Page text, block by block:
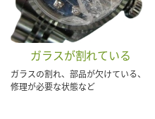
ガラスが割れている
ガラスの割れ、部品が欠けている、
修理が必要な状態など